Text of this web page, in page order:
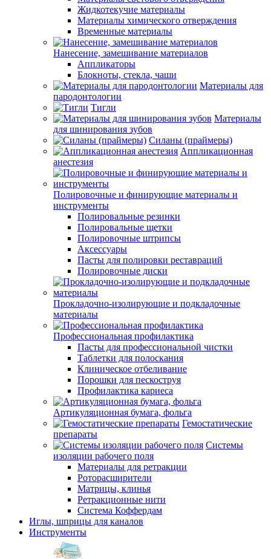
Жидкотекучие материалы
Материалы химического отверждения
Временные материалы
Нанесение, замешивание материалов
Аппликаторы
Блокноты, стекла, чаши
Материалы для
пародонтологии
Тигли
Материалы
для шинирования зубов
Силаны (праймеры)
Аппликационная
анестезия
Полировочные и финирующие материалы и
инструменты
Полировальные резинки
Полировальные щетки
Полировочные штрипсы
Аксессуары
Пасты для полировки реставраций
Полировочные диски
Прокладочно-изолирующие и подкладочные
материалы
Профессиональная профилактика
Пасты для профессиональной чистки
Таблетки для полоскания
Клиническое отбеливание
Порошки для пескоструя
Профилактика кариеса
Артикуляционная бумага, фольга
Гемостатические
препараты
Системы
изоляции рабочего поля
Материалы для ретракции
Роторасширители
Матрицы, клинья
Ретракционные нити
Система Коффердам
Иглы, шприцы для каналов
Инструменты